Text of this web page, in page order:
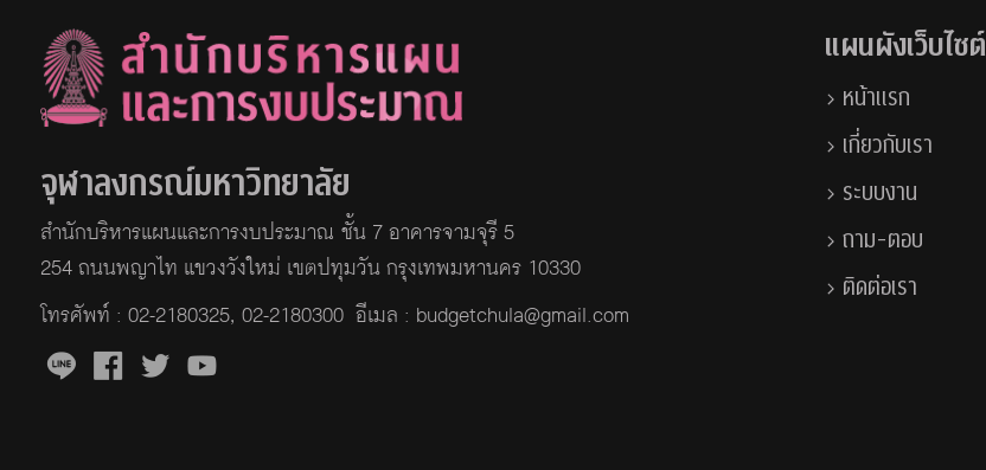
จุฬาลงกรณ์มหาวิทยาลัย
สำนักบริหารแผนและการงบประมาณ ชั้น 7 อาคารจามจุรี 5
254 ถนนพญาไท แขวงวังใหม่ เขตปทุมวัน กรุงเทพมหานคร 10330
โทรศัพท์ : 02-2180325, 02-2180300 อีเมล : budgetchula@gmail.com
แผนผังเว็บไซต์
หน้าแรก
เกี่ยวกับเรา
ระบบงาน
ถาม-ตอบ
ติดต่อเรา